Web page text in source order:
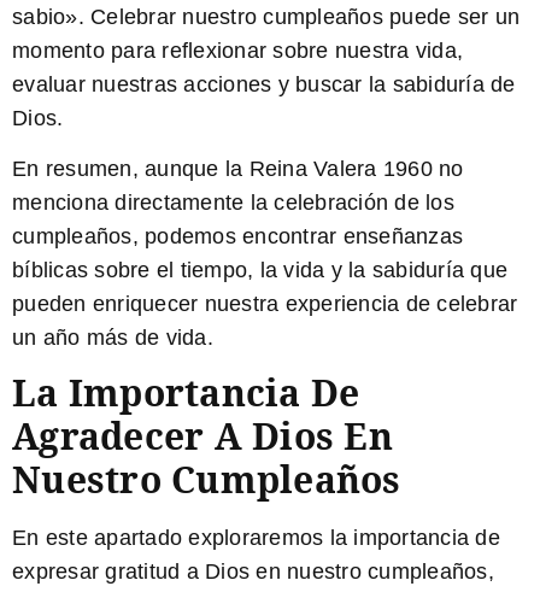
sabio». Celebrar nuestro cumpleaños puede ser un
momento para reflexionar sobre nuestra vida,
evaluar nuestras acciones y buscar la sabiduría de
Dios.
En resumen, aunque la Reina Valera 1960 no
menciona directamente la celebración de los
cumpleaños, podemos encontrar enseñanzas
bíblicas sobre el tiempo, la vida y la sabiduría que
pueden enriquecer nuestra experiencia de celebrar
un año más de vida.
La Importancia De
Agradecer A Dios En
Nuestro Cumpleaños
En este apartado exploraremos la importancia de
expresar gratitud a Dios en nuestro cumpleaños,